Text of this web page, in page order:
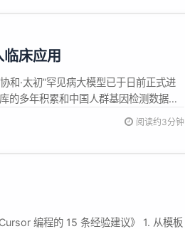
床应用
和·太初”罕见病大模型已于日前正式进
的多年积累和中国人群基因检测数据支
帮助医生更加准确快捷地识别诊断罕见
阅读约3分钟
编程的 15 条经验建议》 1. 从模板